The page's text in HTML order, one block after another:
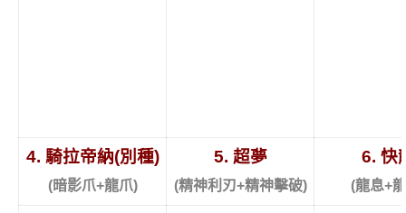
4. 騎拉帝納(別種)
(暗影爪+龍爪)
5. 超夢
(精神利刃+精神擊破)
6. 快
(龍息+